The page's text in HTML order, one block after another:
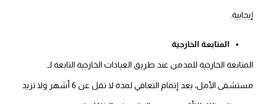
إيجابية.
المتابعة الخارجية
المتابعة الخارجية للمدمن عند طريق العيادات الخارجية التابعة لـ
مستشفى الأمل، بعد إتمام التعافي لمدة لا تقل عن 6 أشهر ولا تزيد